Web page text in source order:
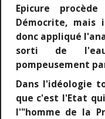
Epicure
Démocrite,
donc appliqué
sorti de
pompeusement
Dans l'idéologie
que c'est l'Etat
l'"homme de la